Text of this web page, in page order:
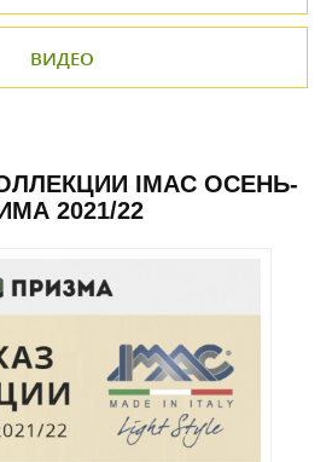
ВИДЕО
IMAC ОСЕНЬ-
2021/22